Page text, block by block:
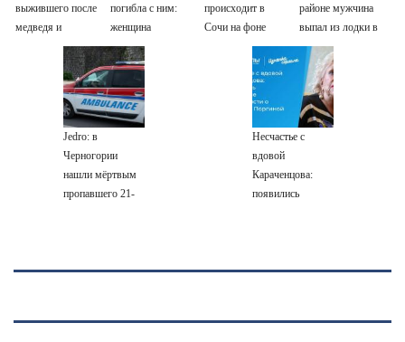
выжившего после
медведя и
погибла с ним:
женщина
разбилась
насмерть на
глазах у детей
06/08/2026 –
Новости
происходит в
Сочи на фоне
массированных
беспилотников
районе мужчина
выпал из лодки в
Катунь и пропал
Jedro: в
Черногории
нашли мёртвым
пропавшего 21-
Несчастье с
вдовой
Караченцова:
появились
Поргиной